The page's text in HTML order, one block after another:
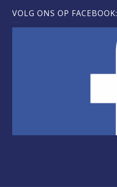
VOLG ONS OP FACEBOOK: